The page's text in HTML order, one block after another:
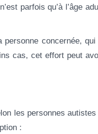
parfois qu’à l’âge
concernée,
cas, cet effort peut
les personnes
: